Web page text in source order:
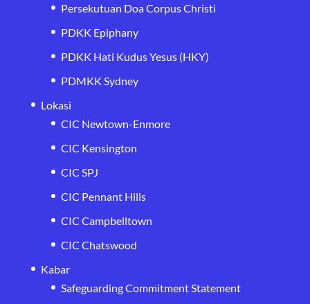
Persekutuan Doa Corpus Christi
PDKK Epiphany
PDKK Hati Kudus Yesus (HKY)
PDMKK Sydney
Lokasi
CIC Newtown-Enmore
CIC Kensington
CIC SPJ
CIC Pennant Hills
CIC Campbelltown
CIC Chatswood
Kabar
Safeguarding Commitment Statement